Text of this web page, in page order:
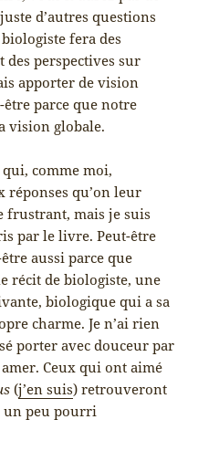
d’autres questions
fera des
perspectives sur
apporter de vision
être parce que notre
vision globale.
comme moi,
réponses qu’on leur
frustrant, mais je suis
par le livre. Peut-être
aussi parce que
récit de biologiste, une
biologique qui a sa
charme. Je n’ai rien
porter avec douceur par
Ceux qui ont aimé
(j’en suis) retrouveront
un peu pourri